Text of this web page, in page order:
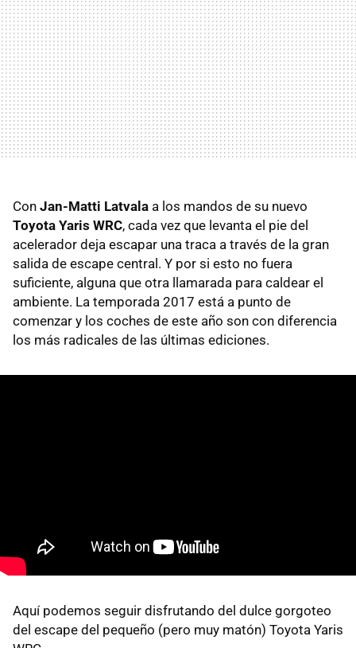
Con Jan-Matti Latvala a los mandos de su nuevo
Toyota Yaris WRC, cada vez que levanta el pie del
acelerador deja escapar una traca a través de la gran
salida de escape central. Y por si esto no fuera
suficiente, alguna que otra llamarada para caldear el
ambiente. La temporada 2017 está a punto de
comenzar y los coches de este año son con diferencia
los más radicales de las últimas ediciones.
Aquí podemos seguir disfrutando del dulce gorgoteo
del escape del pequeño (pero muy matón) Toyota Yaris